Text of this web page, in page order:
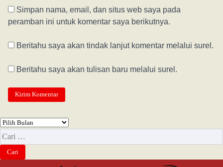
Simpan nama, email, dan situs web saya pada
peramban ini untuk komentar saya berikutnya.
Beritahu saya akan tindak lanjut komentar melalui surel.
Beritahu saya akan tulisan baru melalui surel.